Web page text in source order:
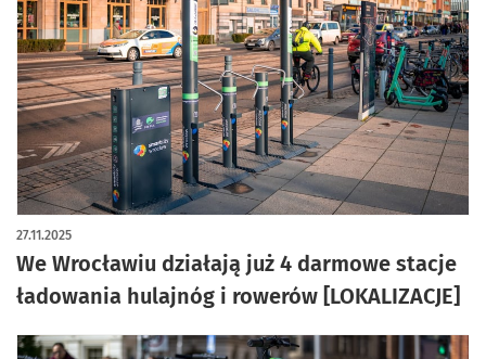
We Wrocławiu działają już 4 darmowe stacje
ładowania hulajnóg i rowerów [LOKALIZACJE]
27.11.2025
artykuł z galerią zdjęć